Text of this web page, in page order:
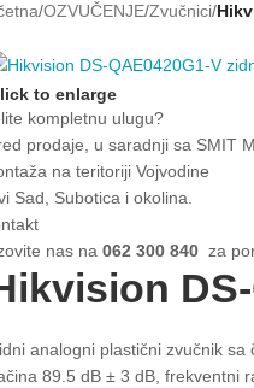
/OZVUČENJE/Zvučnici/
to enlarge
kompletnu ulugu?
prodaje, u saradnji sa SMIT
na teritoriji Vojvodine
Sad, Subotica i okolina.
nas na 062 300 840 za
analogni plastični zvučnik
89.5 dB ± 3 dB, frekventni